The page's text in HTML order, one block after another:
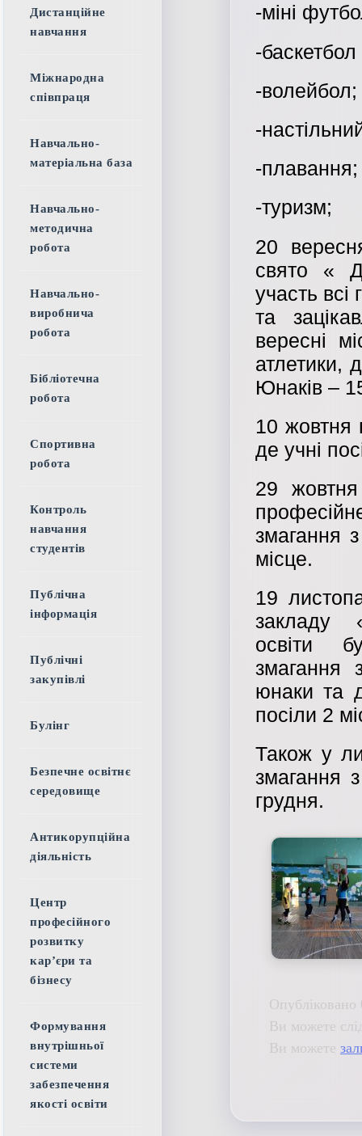
-міні
-
-волейбол;
-
-плавання;
-туризм;
20
свято «
участь всі
та
вересні
атлетики,
Юнаків –
10 жовтня
де учні
29
змагання
місце.
19
закладу
освіти
змагання
юнаки та
посіли 2
Також у
змагання
грудня.
Ви можете
Ви можете
Дистанційне
навчання
Міжнародна
співпраця
Навчально-
матеріальна база
Навчально-
методична
робота
Навчально-
виробнича
робота
Бібліотечна
робота
Спортивна
робота
Контроль
навчання
студентів
Публічна
інформація
Публічні
закупівлі
Булінг
Безпечне освітнє
середовище
Антикорупційна
діяльність
Центр
професійного
розвитку
кар’єри та
бізнесу
Формування
внутрішньої
системи
забезпечення
якості освіти